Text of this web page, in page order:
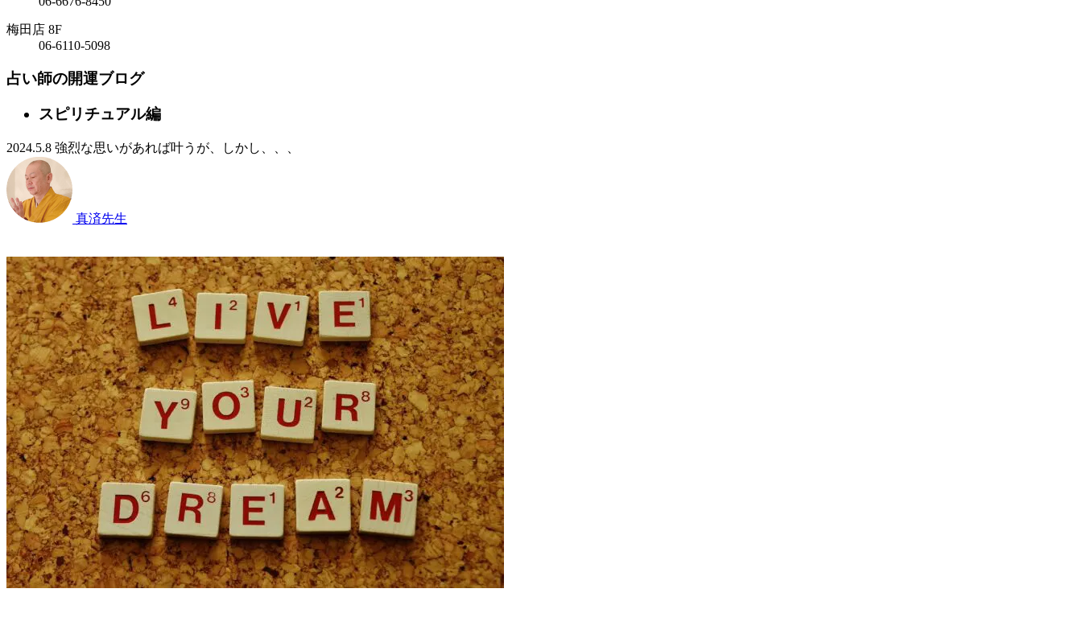
梅田店 8F
06-6110-5098
占い師の開運ブログ
スピリチュアル編
2024.5.8 強烈な思いがあれば叶うが、しかし、、、
真済先生